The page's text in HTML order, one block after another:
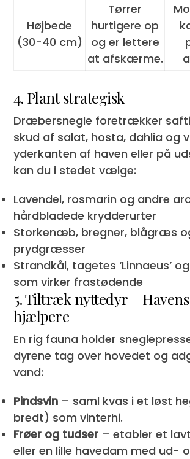
Højbede
(30-40 cm)
Tørrer
hurtigere op
og er lettere
at afskærme.
4. Plant strategisk
Dræbersnegle foretrækker
skud af salat, hosta, dahlia og
yderkanten af haven eller på
kan du i stedet vælge:
Lavendel, rosmarin og andre
hårdbladede krydderurter
Storkenæb, bregner, blågræs
prydgræsser
Strandkål, tagetes ‘Linnaeus’
som virker frastødende
5. Tiltræk nyttedyr –
hjælpere
En rig fauna holder
dyrene tag over hovedet og
vand:
Pindsvin – saml kvas i et løst
bredt) som vinterhi.
Frøer og tudser – etabler et lavt
eller en lille havedam med ud-